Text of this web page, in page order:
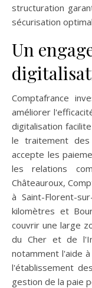
structuration
sécurisation
Un
Comptafrance
améliorer
digitalisation
le traitement des
accepte les
les relations
Châteauroux,
à Saint-Florent-
kilomètres et
couvrir une large
du Cher et de
notamment l'aide
l'établissement
gestion de la paie